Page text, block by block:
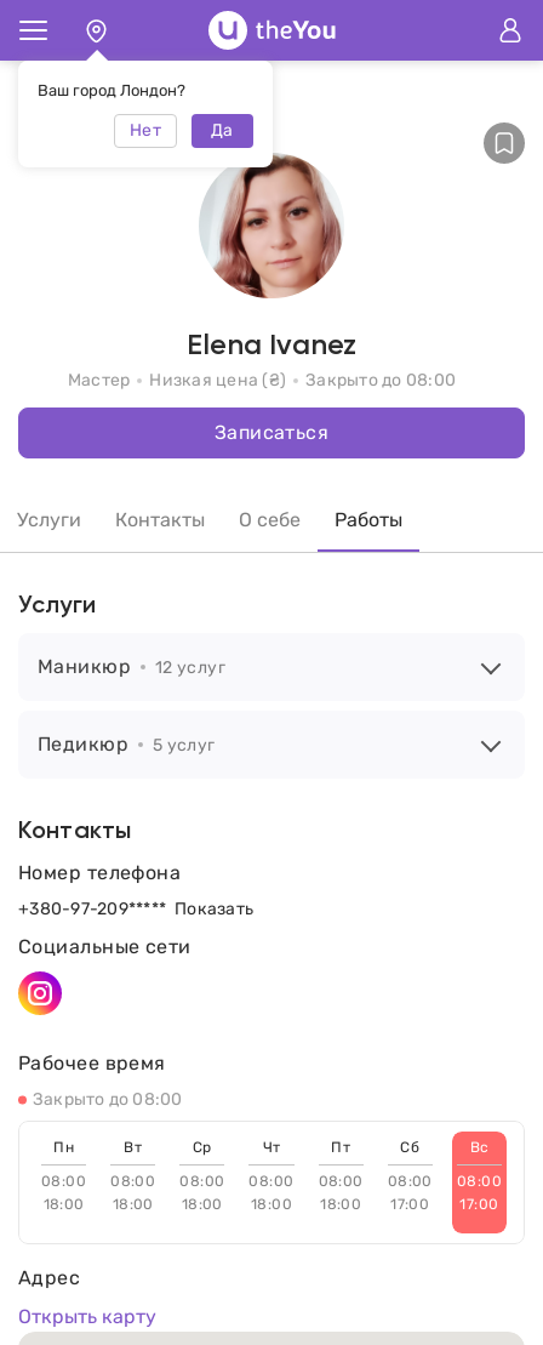
Ваш город Лондон?
Нет Да
Главная Elena Ivanez
Elena Ivanez
Мастер Низкая цена (₴) Закрыто до 08:00
Записаться
Услуги Контакты О себе Работы
Услуги
Маникюр 12 услуг
Педикюр 5 услуг
Контакты
Адрес
Открыть карту
Рабочее время
Закрыто до 08:00
Пн
08:00
18:00
Вт
08:00
18:00
Ср
08:00
18:00
Чт
08:00
18:00
Пт
08:00
18:00
Сб
08:00
17:00
Вс
08:00
17:00
Номер телефона
+380-97-209***** Показать
Социальные сети